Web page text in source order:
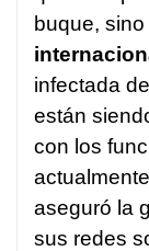
buque,
infectada
están
con los
actualmente
aseguró la
sus redes